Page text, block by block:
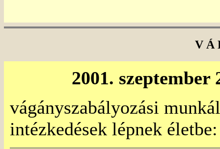
V Á
2001. szeptember
vágányszabályozási
intézkedések lépnek életbe: